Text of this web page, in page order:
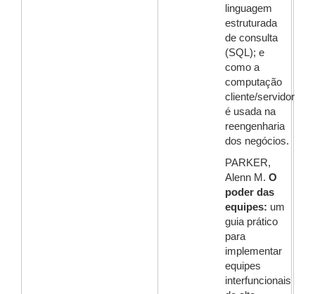
linguagem
estruturada
de consulta
(SQL); e
como a
computação
cliente/servidor
é usada na
reengenharia
dos negócios.
PARKER,
Alenn M. O
poder das
equipes: um
guia prático
para
implementar
equipes
interfuncionais